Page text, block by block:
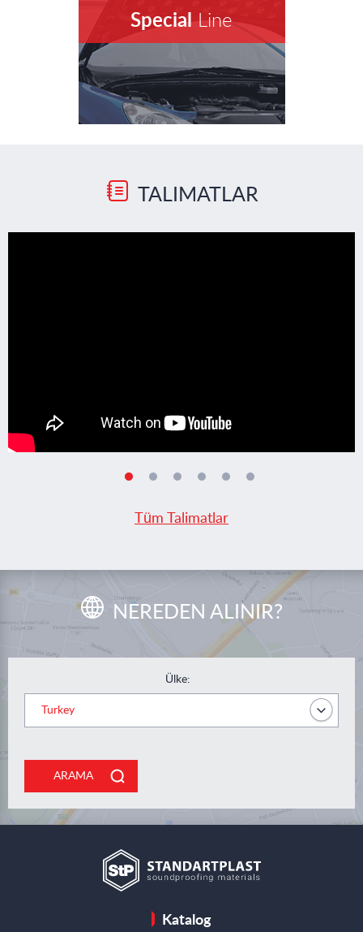
SpecialLine
TALIMATLAR
Tüm Talimatlar
NEREDEN ALINIR?
Ülke:
ARAMA
Katalog